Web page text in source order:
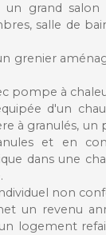
un grand salon
salle de
grenier
pompe à
d'un
à granulés, un
et en
dans une
non
un revenu
logement